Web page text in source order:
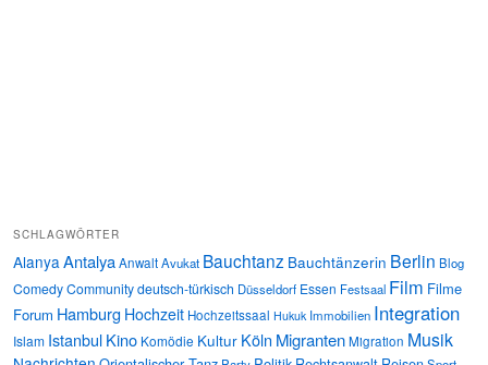
SCHLAGWÖRTER
AlanyaAntalyaAnwaltAvukat Bauchtanz Bauchtänzerin Berlin Blog
ComedyCommunitydeutsch-türkisch Düsseldorf Essen Festsaal Film Filme
Forum Hamburg Hochzeit Hochzeitssaal Hukuk Immobilien Integration
Islam IstanbulKino Komödie Kultur Köln MigrantenMigration Musik